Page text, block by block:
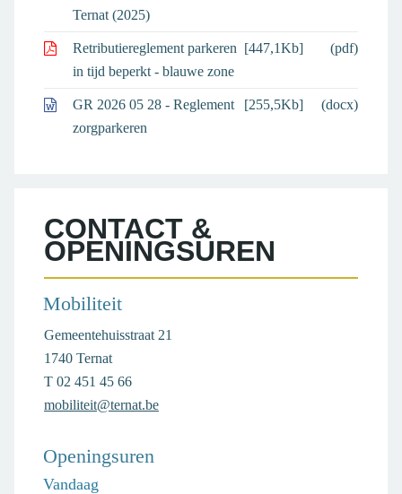
Ternat (2025)
Retributiereglement parkeren
in tijd beperkt - blauwe zone
[447,1Kb] (pdf)
GR 2026 05 28 - Reglement
zorgparkeren
[255,5Kb] (docx)
CONTACT &
OPENINGSUREN
Mobiliteit
Adres
Gemeentehuisstraat 21
,1740 Ternat
T 02 451 45 66
E-
mobiliteit@ternat.be
Openingsuren
Vandaag